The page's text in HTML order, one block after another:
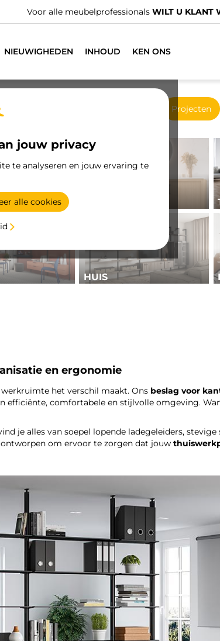
We hebben gespecialiseerde distributeurs.VIND DE
NIEUWIGHEDEN INHOUD KEN ONS
jouw privacy
te analyseren en jouw ervaring te
alle cookies
Projecten
HUIS
en ergonomie
het verschil maakt. Ons beslag voor
efficiënte, comfortabele en stijlvolle omgeving.
je alles van soepel lopende ladegeleiders,
om ervoor te zorgen dat jouw